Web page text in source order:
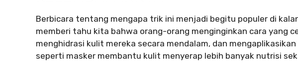
Berbicara tentang mengapa trik ini menjadi begitu populer di
memberi tahu kita bahwa orang-orang menginginkan cara yang
menghidrasi kulit mereka secara mendalam, dan
seperti masker membantu kulit menyerap lebih banyak nutrisi